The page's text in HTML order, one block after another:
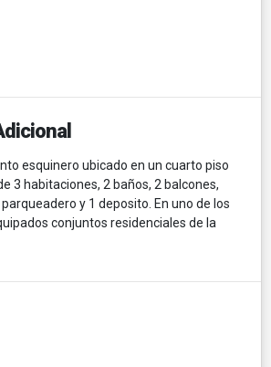
esquinero ubicado en un cuarto piso
3 habitaciones, 2 baños, 2 balcones,
y 1 deposito. En uno de los
conjuntos residenciales de la